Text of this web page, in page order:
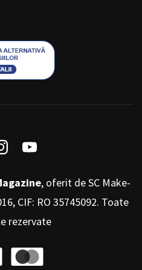
, oferit de SC Make-
CIF: RO 35745092. Toate
rezervate